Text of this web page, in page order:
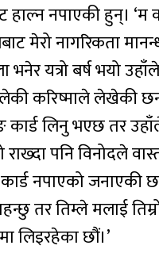
नपाएकी हुन्। ‘म
मेरो नागरिकता
यत्रो बर्ष भयो
करिष्माले लेखेकी
लिनु भएछ तर
पनि विनोदले
नपाएको जनाएकी
तर तिम्ले मलाई
लिइरहेका छौं।’